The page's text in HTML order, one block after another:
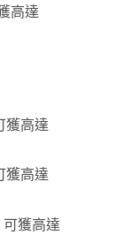
高達
獲高達
獲高達
獲高達